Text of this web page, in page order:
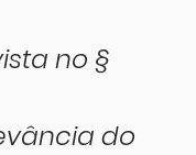
no §
do